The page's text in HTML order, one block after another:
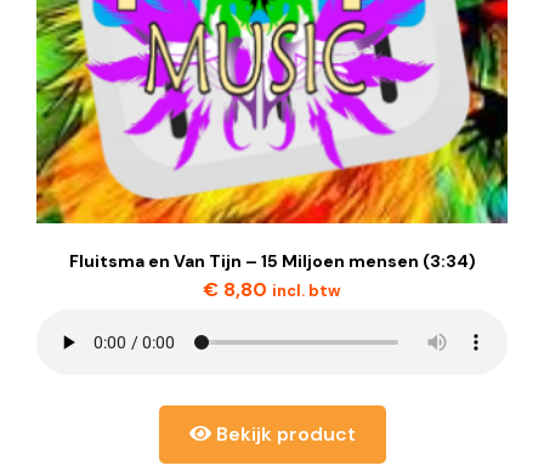
Fluitsma en Van Tijn – 15 Miljoen mensen (3:34)
€ 8,80 incl. btw
Bekijk product